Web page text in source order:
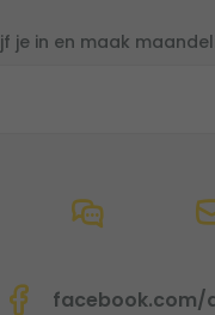
je in en maak
facebook.com/